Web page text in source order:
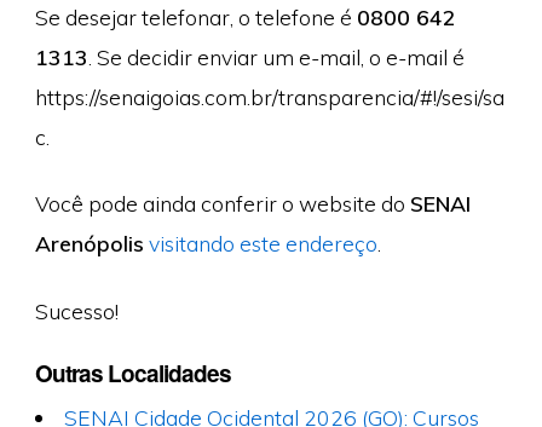
Se desejar telefonar, o telefone é 0800 642
1313 . Se decidir enviar um e-mail, o e-mail é
https://senaigoias.com.br/transparencia/#!/sesi/sa
c.
Você pode ainda conferir o website do SENAI
Arenópolis visitando este endereço
Sucesso!
Outras Localidades
SENAI Cidade Ocidental 2026 (GO): Cursos